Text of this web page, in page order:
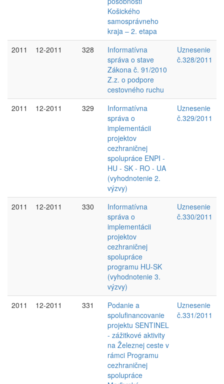
Košického
samosprávneho
kraja – 2. etapa
2011
12-2011 328
Informatívna
správa o stave
Zákona č. 91/2010
Z.z. o podpore
cestovného ruchu
Uznesenie
č.328/2011
2011 12-2011 329
Informatívna
správa o
implementácii
projektov
cezhraničnej
spolupráce ENPI -
HU - SK - RO - UA
(vyhodnotenie 2.
výzvy)
Uznesenie
č.329/2011
2011 12-2011 330
Informatívna
správa o
implementácii
projektov
cezhraničnej
spolupráce
programu HU-SK
(vyhodnotenie 3.
výzvy)
Uznesenie
č.330/2011
2011 12-2011 331
Podanie a
spolufinancovanie
projektu SENTINEL
- zážitkové aktivity
na Železnej ceste v
rámci Programu
cezhraničnej
spolupráce
Uznesenie
č.331/2011